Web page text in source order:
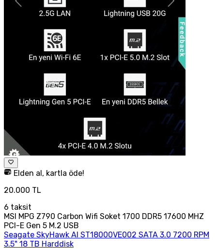
Elden al, kartla öde!
20.000 TL
6 taksit
MSI MPG Z790 Carbon Wifi Soket 1700 DDR5 17600 MHZ
PCI-E Gen 5 M.2 USB
Seagate SkyHawk AI ST18000VE002 SATA 3.0 7200 RPM
3.5" 18 TB Harddisk